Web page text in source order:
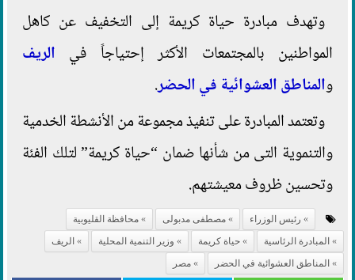
وتهدف مبادرة حياة كريمة إلى التخفيف عن كاهل
المواطنين بالمجتمعات الأكثر إحتياجاً في الريف
والمناطق العشوائية في الحضر.
وتعتمد المبادرة على تنفيذ مجموعة من الأنشطة الخدمية
والتنموية التى من شأنها ضمان “حياة كريمة” لتلك الفئة
وتحسين ظروف معيشتهم.
رئيس الوزراء مصطفى مدبولى
محافظة القليوبية
المبادرة الرئاسية
حياة كريمة وزير التنمية المحلية
الريف
المناطق العشوائية في الحضر
مصر